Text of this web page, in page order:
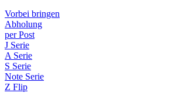
Vorbei bringen
Abholung
per Post
J Serie
A Serie
S Serie
Note Serie
Z Flip